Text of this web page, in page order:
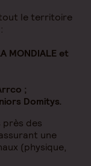
tout le territoire
MONDIALE et
;
Domitys.
près des
une
(physique,